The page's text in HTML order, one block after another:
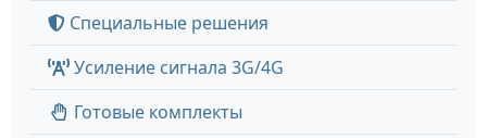
Специальные решения
Усиление сигнала 3G/4G
Готовые комплекты